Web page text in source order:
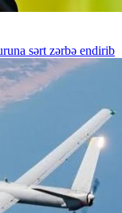
sərt zərbə endirib